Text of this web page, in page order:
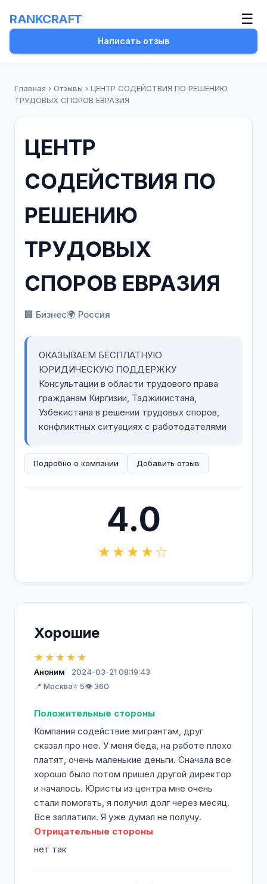
RANKCRAFT ☰
Написать отзыв
Главная › Отзывы › ЦЕНТР СОДЕЙСТВИЯ ПО РЕШЕНИЮ
ТРУДОВЫХ СПОРОВ ЕВРАЗИЯ
ЦЕНТР
СОДЕЙСТВИЯ ПО
РЕШЕНИЮ
ТРУДОВЫХ
СПОРОВ ЕВРАЗИЯ
🏢 Бизнес🌍 Россия
ОКАЗЫВАЕМ БЕСПЛАТНУЮ
ЮРИДИЧЕСКУЮ ПОДДЕРЖКУ
Консультации в области трудового права
гражданам Киргизии, Таджикистана,
Узбекистана в решении трудовых споров,
конфликтных ситуациях с работодателями
Подробно о компании Добавить отзыв
4.0
★★★★☆
Хорошие
★★★★★
Аноним
2024-03-21 08:19:43
📍 Москва⭐ 5👁️ 360
Положительные стороны
Компания содействие мигрантам, друг
сказал про нее. У меня беда, на работе плохо
платят, очень маленькие деньги. Сначала все
хорошо было потом пришел другой директор
и началось. Юристы из центра мне очень
стали помогать, я получил долг через месяц.
Все заплатили. Я уже думал не получу.
Отрицательные стороны
нет так